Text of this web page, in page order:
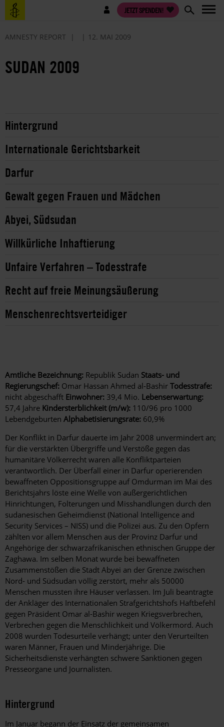
Direkt
zum
Benutzermenü JETZT SPENDEN!
AMNESTY REPORT 12. MAI 2009
SUDAN 2009
Hintergrund
Internationale Gerichtsbarkeit
Darfur
Gewalt gegen Frauen und Mädchen
Abyei, Südsudan
Willkürliche Inhaftierung
Unfaire Verfahren – Todesstrafe
Recht auf freie Meinungsäußerung
Menschenrechtsverteidiger
Amtliche Bezeichnung: Republik Sudan Staats- und
Regierungschef: Omar Hassan Ahmed al-Bashir Todesstrafe:
nicht abgeschafft Einwohner: 39,4 Mio. Lebenserwartung:
57,4 Jahre Kindersterblichkeit (m/w): 110/96 pro 1000
Lebendgeburten Alphabetisierungsrate: 60,9%
Der Konflikt in Darfur dauerte im Jahr 2008 unvermindert an;
für die verstärkten Übergriffe und Verstöße gegen das
humanitäre Völkerrecht waren alle Konfliktparteien
verantwortlich. Der Überfall einer in Darfur operierenden
bewaffneten Oppositionsgruppe auf Omdurman im Mai des
Berichtsjahrs löste eine Welle von außergerichtlichen
Hinrichtungen, Folterungen und Misshandlungen durch den
sudanesischen Geheimdienst (National Intelligence and
Security Services – NISS) und die Polizei aus. Zu den Opfern
zählten vor allem Menschen aus der Provinz Darfur und
Angehörige der schwarzafrikanischen ethnischen Gruppe der
Zaghawa. Im selben Monat wurde bei bewaffneten
Zusammenstößen die Stadt Abyei an der Grenze zwischen
Nord- und Südsudan völlig zerstört, mehr als 50000
Menschen mussten ihre Häuser verlassen. Im Juli beantragte
der Ankläger des Internationalen Strafgerichtshofs Haftbefehl
gegen Präsident Omar al-Bashir wegen Kriegsverbrechen,
Verbrechen gegen die Menschlichkeit und Völkermord. Auch
2008 wurden Todesurteile verhängt; unter den Verurteilten
waren Männer, Frauen und Minderjährige. Die
Sicherheitsdienste verhängten schwere Sanktionen gegen
Presseorgane und Journalisten.
Hintergrund
Im Januar begann der Einsatz der gemeinsamen